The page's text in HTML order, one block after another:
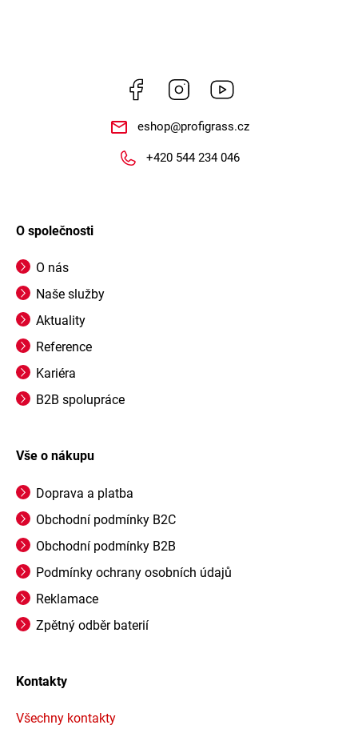
Facebook Instagram
eshop@profigrass.cz
+420 544 234 046
O společnosti
O nás
Naše služby
Aktuality
Reference
Kariéra
B2B spolupráce
Vše o nákupu
Doprava a platba
Obchodní podmínky B2C
Obchodní podmínky B2B
Podmínky ochrany osobních údajů
Reklamace
Zpětný odběr baterií
Kontakty
Všechny kontakty